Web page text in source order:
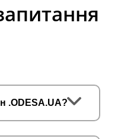
.ODESA.UA?